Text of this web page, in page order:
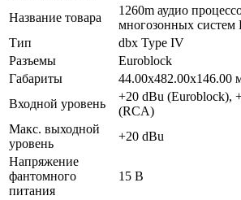
Название товара
1260m аудио
многозонных систем
Тип
dbx Type IV
Разъемы
Euroblock
Габариты
44.00x482.00x146.00
Входной уровень
+20 dBu (Euroblock),
(RCA)
Макс. выходной
уровень
+20 dBu
Напряжение
фантомного
питания
15 В